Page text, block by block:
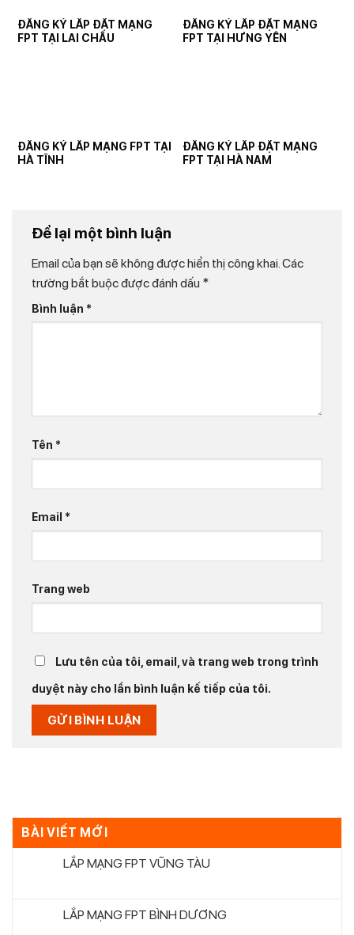
ĐĂNG KÝ LẮP ĐẶT MẠNG
FPT TẠI LAI CHÂU
ĐĂNG KÝ LẮP ĐẶT MẠNG
FPT TẠI HƯNG YÊN
ĐĂNG KÝ LẮP MẠNG FPT TẠI
HÀ TĨNH
ĐĂNG KÝ LẮP ĐẶT MẠNG
FPT TẠI HÀ NAM
Để lại một bình luận
Email của bạn sẽ không được hiển thị công khai. Các
trường bắt buộc được đánh dấu *
Bình luận *
Tên *
Email *
Trang web
Lưu tên của tôi, email, và trang web trong trình
duyệt này cho lần bình luận kế tiếp của tôi.
BÀI VIẾT MỚI
LẮP MẠNG FPT VŨNG TÀU
LẮP MẠNG FPT BÌNH DƯƠNG